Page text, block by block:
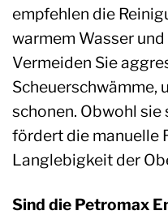
empfehlen die
warmem Wasser
Vermeiden Sie
Scheuerschwämme,
schonen. Obwohl
fördert die manuelle
Langlebigkeit der
Sind die Petromax